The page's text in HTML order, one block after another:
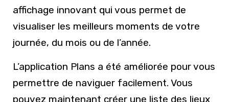
affichage innovant qui vous permet de
visualiser les meilleurs moments de votre
journée, du mois ou de l’année.
L’application Plans a été améliorée pour vous
permettre de naviguer facilement. Vous
pouvez maintenant créer une liste des lieux